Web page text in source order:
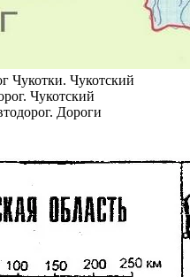
Чукотки. Чукотский
Чукотский
Дороги